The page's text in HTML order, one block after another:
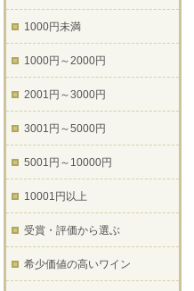
1000円未満
1000円～2000円
2001円～3000円
3001円～5000円
5001円～10000円
10001円以上
受賞・評価から選ぶ
希少価値の高いワイン